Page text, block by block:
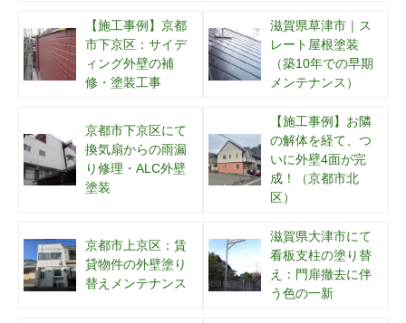
【施工事例】京都
市下京区：サイデ
ィング外壁の補
修・塗装工事
滋賀県草津市｜ス
レート屋根塗装
（築10年での早期
メンテナンス）
京都市下京区にて
換気扇からの雨漏
り修理・ALC外壁
塗装
【施工事例】お隣
の解体を経て、つ
いに外壁4面が完
成！（京都市北
区）
京都市上京区：賃
貸物件の外壁塗り
替えメンテナンス
滋賀県大津市にて
看板支柱の塗り替
え：門扉撤去に伴
う色の一新